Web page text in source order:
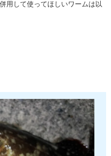
用して使ってほしいワームは以